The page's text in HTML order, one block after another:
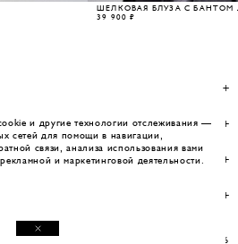
ШЕЛКОВАЯ БЛУЗА С БАНТОМ
39 900 ₽
© WOS 2026
и другие технологии отслеживания —
сетей для помощи в навигации,
связи, анализа использования вами
и маркетинговой деятельности.